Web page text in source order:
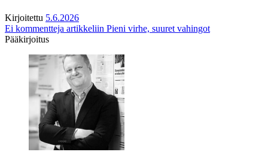
Kirjoitettu 5.6.2026
Ei kommentteja artikkeliin Pieni virhe, suuret vahingot
Pääkirjoitus